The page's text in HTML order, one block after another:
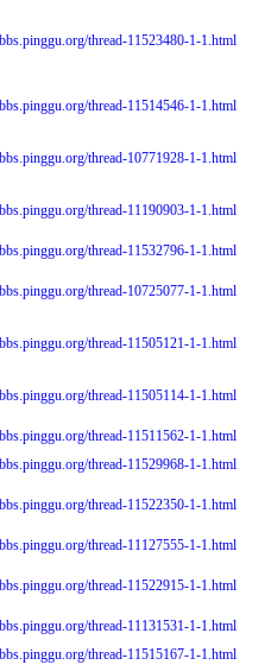
thread-11523480-1-1.html
thread-11514546-1-1.html
thread-10771928-1-1.html
thread-11190903-1-1.html
thread-11532796-1-1.html
thread-10725077-1-1.html
thread-11505121-1-1.html
thread-11505114-1-1.html
thread-11511562-1-1.html
thread-11529968-1-1.html
thread-11522350-1-1.html
thread-11127555-1-1.html
thread-11522915-1-1.html
thread-11131531-1-1.html
thread-11515167-1-1.html